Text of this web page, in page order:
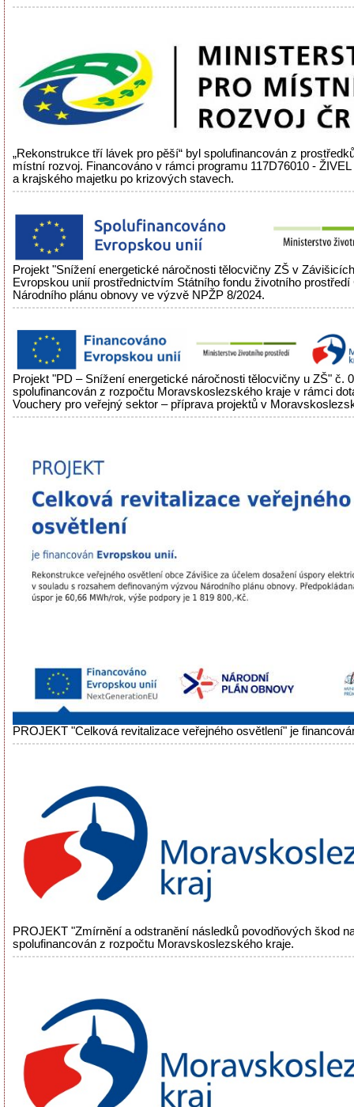
„Rekonstrukce tří lávek pro pěší“ byl spolufinancován z
místní rozvoj. Financováno v rámci programu 117D76010 -
a krajského majetku po krizových stavech.
Projekt "Snížení energetické náročnosti tělocvičny ZŠ v
Evropskou unií prostřednictvím Státního fondu životního
Národního plánu obnovy ve výzvě NPŽP 8/2024.
Projekt "PD – Snížení energetické náročnosti tělocvičny u ZŠ" č.
spolufinancován z rozpočtu Moravskoslezského kraje v rámci
Vouchery pro veřejný sektor – příprava projektů v
PROJEKT "Celková revitalizace veřejného osvětlení" je
PROJEKT "Zmírnění a odstranění následků povodňových škod
spolufinancován z rozpočtu Moravskoslezského kraje.